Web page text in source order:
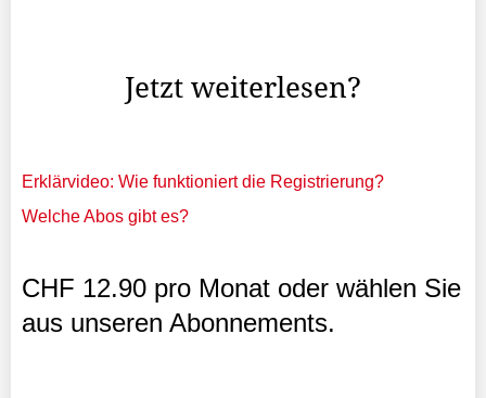
Jetzt weiterlesen?
Erklärvideo: Wie funktioniert die Registrierung?
Welche Abos gibt es?
CHF 12.90 pro Monat oder wählen Sie
aus unseren Abonnements.